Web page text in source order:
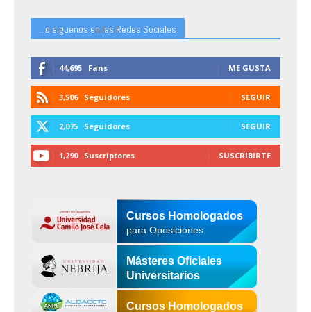
...o siguenos en las Redes Sociales
44,695 Fans ME GUSTA
3,506 Seguidores SEGUIR
2,075 Seguidores SEGUIR
1,290 Suscriptores SUSCRIBIRTE
Cursos Homologados
para Oposiciones
Másteres Oficiales
Universitarios
Cursos Homologados